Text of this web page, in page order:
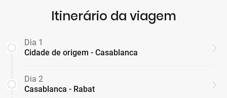
Itinerário da viagem
Dia 1
Cidade de origem - Casablanca
Dia 2
Casablanca - Rabat